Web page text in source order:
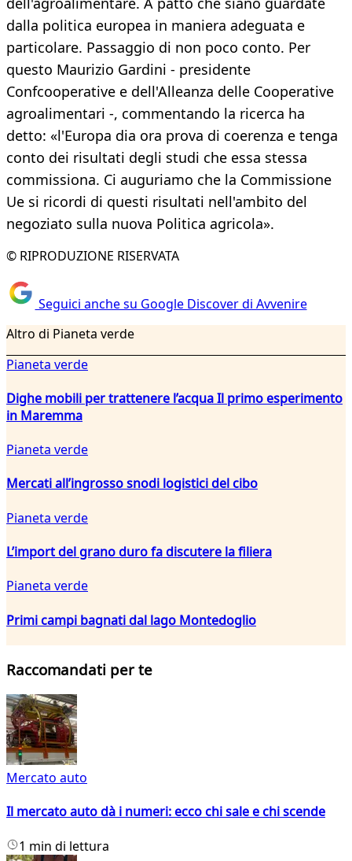
dalla politica europea in maniera adeguata e
particolare. Passaggio di non poco conto. Per
questo Maurizio Gardini - presidente
Confcooperative e dell'Alleanza delle Cooperative
agroalimentari -, commentando la ricerca ha
detto: «l'Europa dia ora prova di coerenza e tenga
conto dei risultati degli studi che essa stessa
commissiona. Ci auguriamo che la Commissione
Ue si ricordi di questi risultati nell'ambito del
negoziato sulla nuova Politica agricola».
© RIPRODUZIONE RISERVATA
Seguici anche su Google Discover di Avvenire
Altro di Pianeta verde
Pianeta verde
Dighe mobili per trattenere l’acqua Il primo esperimento
in Maremma
Pianeta verde
Mercati all’ingrosso snodi logistici del cibo
Pianeta verde
L’import del grano duro fa discutere la filiera
Pianeta verde
Primi campi bagnati dal lago Montedoglio
Raccomandati per te
Mercato auto
Il mercato auto dà i numeri: ecco chi sale e chi scende
1 min di lettura